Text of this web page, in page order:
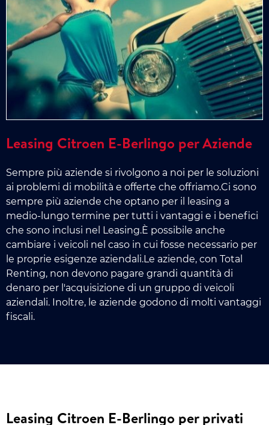
Leasing Citroen E-Berlingo per Aziende
Sempre più aziende si rivolgono a noi per le soluzioni
ai problemi di mobilità e offerte che offriamo.Ci sono
sempre più aziende che optano per il leasing a
medio-lungo termine per tutti i vantaggi e i benefici
che sono inclusi nel Leasing.È possibile anche
cambiare i veicoli nel caso in cui fosse necessario per
le proprie esigenze aziendali.Le aziende, con Total
Renting, non devono pagare grandi quantità di
denaro per l'acquisizione di un gruppo di veicoli
aziendali. Inoltre, le aziende godono di molti vantaggi
fiscali.
Leasing Citroen E-Berlingo per privati